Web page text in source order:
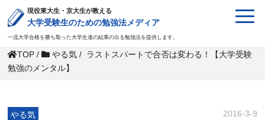
現役東大生・京大生が教える
大学受験生のための勉強法メディア
一流大学合格を勝ち取った大学生達の結果の出る勉強法を提供します。
TOP / やる気 / ラストスパートで合否は変わる！【大学受験
勉強のメンタル】
やる気 2016-3-9